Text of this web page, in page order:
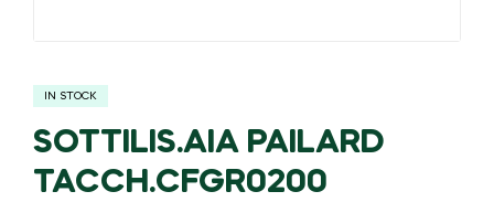
IN STOCK
SOTTILIS.AIA PAILARD
TACCH.CFGR0200